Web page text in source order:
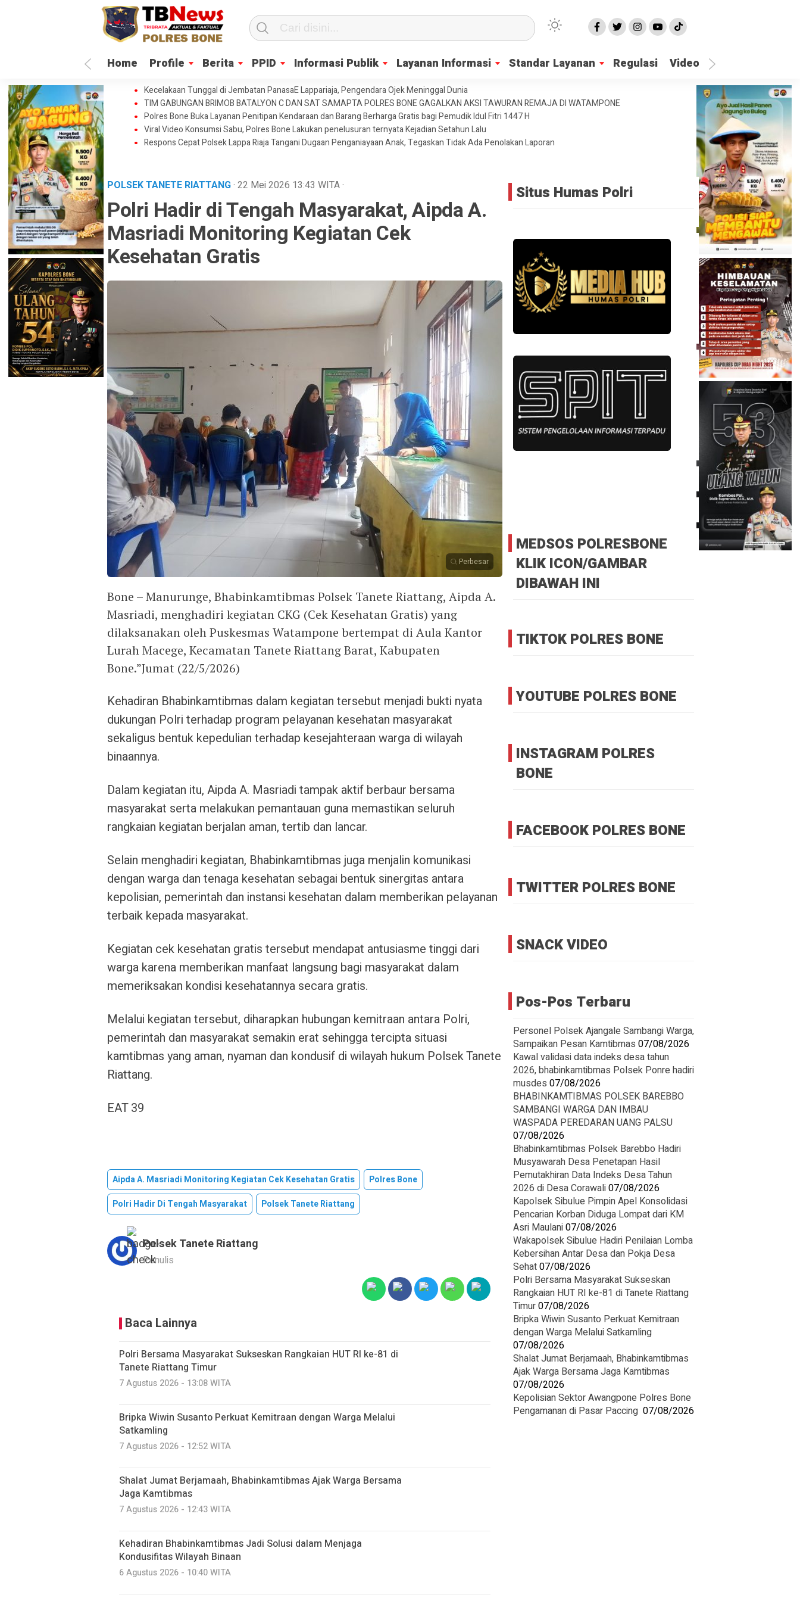
Home Profile Berita PPID Informasi Publik Layanan Informasi Standar Layanan Regulasi Video Lapor Gangguan
Kecelakaan Tunggal di Jembatan PanasaE Lappariaja, Pengendara Ojek Meninggal Dunia
TIM GABUNGAN BRIMOB BATALYON C DAN SAT SAMAPTA POLRES BONE GAGALKAN AKSI TAWURAN REMAJA DI WATAMPONE
Polres Bone Buka Layanan Penitipan Kendaraan dan Barang Berharga Gratis bagi Pemudik Idul Fitri 1447 H
Viral Video Konsumsi Sabu, Polres Bone Lakukan penelusuran ternyata Kejadian Setahun Lalu
Respons Cepat Polsek Lappa Riaja Tangani Dugaan Penganiayaan Anak, Tegaskan Tidak Ada Penolakan Laporan
POLSEK TANETE RIATTANG· 22 Mei 2026 13:43 WITA·
Polri Hadir di Tengah Masyarakat, Aipda A.
Masriadi Monitoring Kegiatan Cek
Kesehatan Gratis
Perbesar
Bone – Manurunge, Bhabinkamtibmas Polsek Tanete Riattang, Aipda A.
Masriadi, menghadiri kegiatan CKG (Cek Kesehatan Gratis) yang
dilaksanakan oleh Puskesmas Watampone bertempat di Aula Kantor
Lurah Macege, Kecamatan Tanete Riattang Barat, Kabupaten
Bone.”Jumat (22/5/2026)
Kehadiran Bhabinkamtibmas dalam kegiatan tersebut menjadi bukti nyata
dukungan Polri terhadap program pelayanan kesehatan masyarakat
sekaligus bentuk kepedulian terhadap kesejahteraan warga di wilayah
binaannya.
Dalam kegiatan itu, Aipda A. Masriadi tampak aktif berbaur bersama
masyarakat serta melakukan pemantauan guna memastikan seluruh
rangkaian kegiatan berjalan aman, tertib dan lancar.
Selain menghadiri kegiatan, Bhabinkamtibmas juga menjalin komunikasi
dengan warga dan tenaga kesehatan sebagai bentuk sinergitas antara
kepolisian, pemerintah dan instansi kesehatan dalam memberikan pelayanan
terbaik kepada masyarakat.
Kegiatan cek kesehatan gratis tersebut mendapat antusiasme tinggi dari
warga karena memberikan manfaat langsung bagi masyarakat dalam
memeriksakan kondisi kesehatannya secara gratis.
Melalui kegiatan tersebut, diharapkan hubungan kemitraan antara Polri,
pemerintah dan masyarakat semakin erat sehingga tercipta situasi
kamtibmas yang aman, nyaman dan kondusif di wilayah hukum Polsek Tanete
Riattang.
EAT 39
Aipda A. Masriadi Monitoring Kegiatan Cek Kesehatan Gratis
Polres Bone
Polri Hadir Di Tengah Masyarakat
Polsek Tanete Riattang
Polsek Tanete Riattang
Penulis
Baca Lainnya
Polri Bersama Masyarakat Sukseskan Rangkaian HUT RI ke-81 di
Tanete Riattang Timur
7 Agustus 2026 - 13:08 WITA
Bripka Wiwin Susanto Perkuat Kemitraan dengan Warga Melalui
Satkamling
7 Agustus 2026 - 12:52 WITA
Shalat Jumat Berjamaah, Bhabinkamtibmas Ajak Warga Bersama
Jaga Kamtibmas
7 Agustus 2026 - 12:43 WITA
Kehadiran Bhabinkamtibmas Jadi Solusi dalam Menjaga
Kondusifitas Wilayah Binaan
6 Agustus 2026 - 10:40 WITA
Situs Humas Polri
MEDSOS POLRESBONE
KLIK ICON/GAMBAR
DIBAWAH INI
TIKTOK POLRES BONE
YOUTUBE POLRES BONE
INSTAGRAM POLRES
BONE
FACEBOOK POLRES BONE
TWITTER POLRES BONE
SNACK VIDEO
Pos-Pos Terbaru
Personel Polsek Ajangale Sambangi Warga,
Sampaikan Pesan Kamtibmas 07/08/2026
Kawal validasi data indeks desa tahun
2026, bhabinkamtibmas Polsek Ponre hadiri
musdes 07/08/2026
BHABINKAMTIBMAS POLSEK BAREBBO
SAMBANGI WARGA DAN IMBAU
WASPADA PEREDARAN UANG PALSU
07/08/2026
Bhabinkamtibmas Polsek Barebbo Hadiri
Musyawarah Desa Penetapan Hasil
Pemutakhiran Data Indeks Desa Tahun
2026 di Desa Corawali07/08/2026
Kapolsek Sibulue Pimpin Apel Konsolidasi
Pencarian Korban Diduga Lompat dari KM
Asri Maulani07/08/2026
Wakapolsek Sibulue Hadiri Penilaian Lomba
Kebersihan Antar Desa dan Pokja Desa
Sehat07/08/2026
Polri Bersama Masyarakat Sukseskan
Rangkaian HUT RI ke-81 di Tanete Riattang
Timur07/08/2026
Bripka Wiwin Susanto Perkuat Kemitraan
dengan Warga Melalui Satkamling
07/08/2026
Shalat Jumat Berjamaah, Bhabinkamtibmas
Ajak Warga Bersama Jaga Kamtibmas
07/08/2026
Kepolisian Sektor Awangpone Polres Bone
Pengamanan di Pasar Paccing ‎ 07/08/2026